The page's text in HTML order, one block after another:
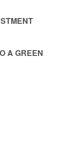
A GREEN